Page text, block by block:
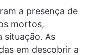
a presença de
mortos,
situação. As
em descobrir a